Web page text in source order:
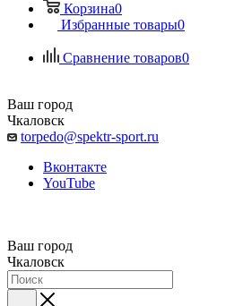
Корзина0
Избранные товары0
Сравнение товаров0
Ваш город
Чкаловск
torpedo@spektr-sport.ru
Вконтакте
YouTube
Ваш город
Чкаловск